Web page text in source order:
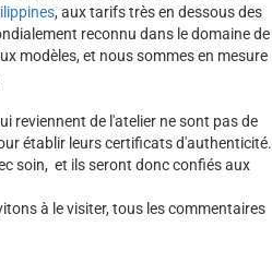
, aux tarifs très en dessous des
reconnu dans le domaine de
modèles, et nous sommes en mesure
reviennent de l'atelier ne sont pas de
établir leurs certificats d'authenticité.
soin, et ils seront donc confiés aux
à le visiter, tous les commentaires